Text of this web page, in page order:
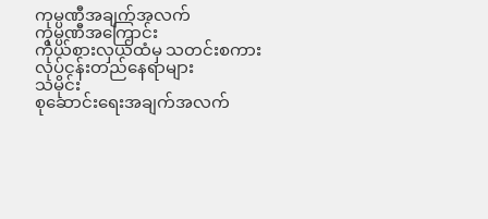
ကုမ္ပဏီအချက်အလက်
ကုမ္ပဏီအကြောင်း
ကိုယ်စားလှယ်ထံမှ သတင်းစကား
လုပ်ငန်းတည်နေရာများ
သမိုင်း
စုဆောင်းရေးအချက်အလက်